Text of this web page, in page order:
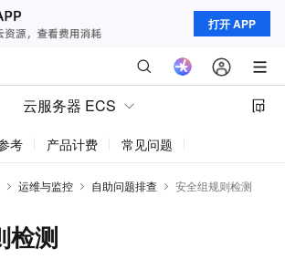
打开 APP
云服务器 ECS
考 产品计费 常见问题
运维与监控 自助问题排查 安全组规则检测
检测